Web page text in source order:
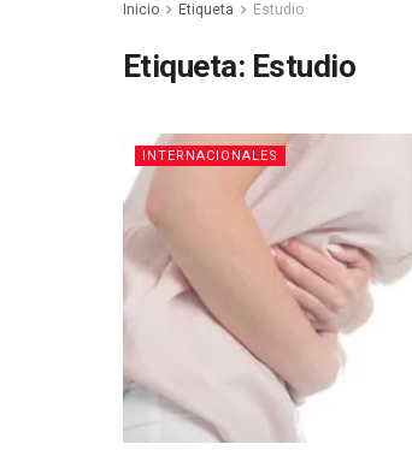
Inicio Etiqueta Estudio
Etiqueta: Estudio
INTERNACIONALES